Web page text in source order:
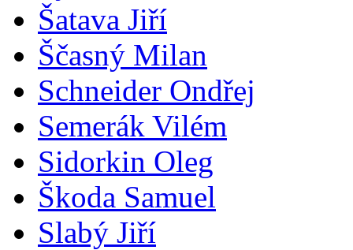
Šatava Jiří
Ščasný Milan
Schneider Ondřej
Semerák Vilém
Sidorkin Oleg
Škoda Samuel
Slabý Jiří